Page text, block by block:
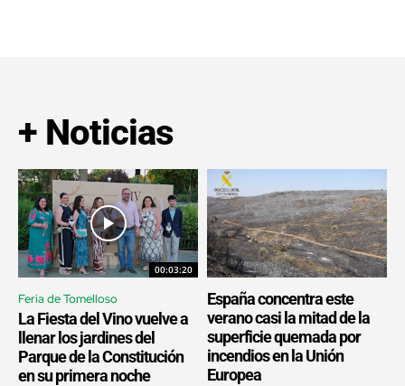
+ Noticias
00:03:20
Feria de Tomelloso
La Fiesta del Vino vuelve a
llenar los jardines del
Parque de la Constitución
en su primera noche
España concentra este
verano casi la mitad de la
superficie quemada por
incendios en la Unión
Europea